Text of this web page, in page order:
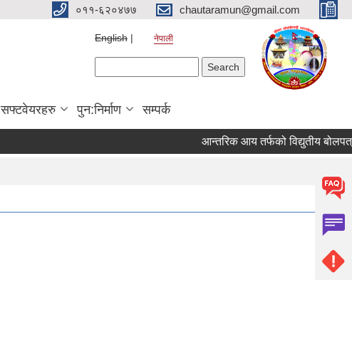
०११-६२०४७७ chautaramun@gmail.com
English नेपाली
सफ्टवेयरहरु पुन:निर्माण सम्पर्क
आन्तरिक आय तर्फको विद्युतीय बोलपत्र